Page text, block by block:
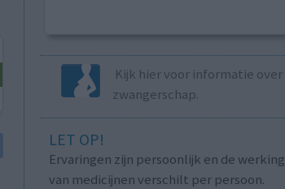
Kijk hier voor informatie over
zwangerschap.
LET OP!
Ervaringen zijn persoonlijk en de werking
van medicijnen verschilt per persoon.